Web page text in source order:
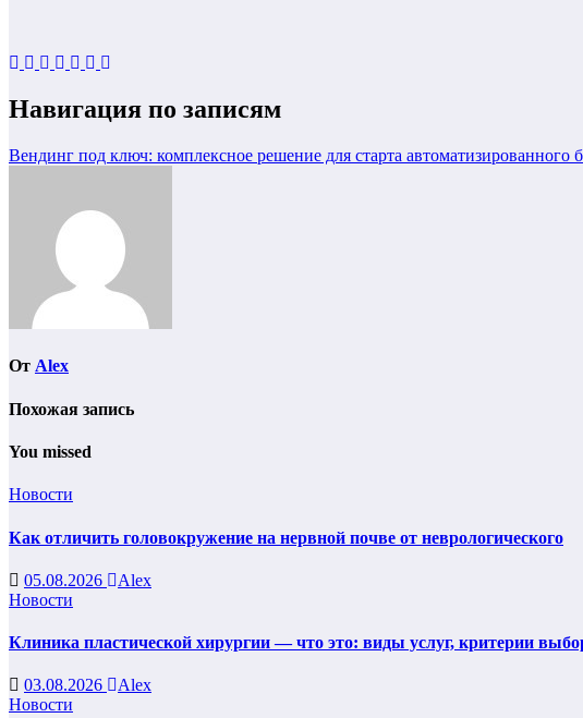
Навигация по записям
Вендинг под ключ: комплексное решение для старта автоматизированного
От Alex
Похожая запись
You missed
Новости
Как отличить головокружение на нервной почве от неврологического
05.08.2026
Alex
Новости
Клиника пластической хирургии — что это: виды услуг, критерии
03.08.2026
Alex
Новости